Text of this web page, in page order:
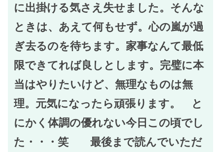
に出掛ける気さえ失せました。そんな
ときは、あえて何もせず。心の嵐が過
ぎ去るのを待ちます。家事なんて最低
限できてれば良しとします。完璧に本
当はやりたいけど、無理なものは無
理。元気になったら頑張ります。 と
にかく体調の優れない今日この頃でし
た・・・笑 最後まで読んでいただ